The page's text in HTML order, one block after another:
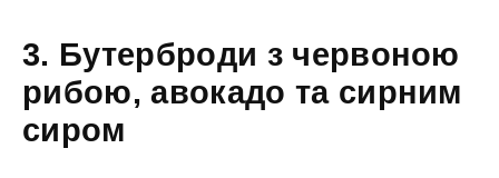
3. Бутерброди з червоною
рибою, авокадо та сирним
сиром